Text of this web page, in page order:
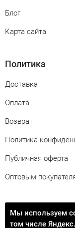
Мы используем
том числе
Блог
Карта сайта
Политика
Доставка
Оплата
Возврат
Политика
Публичная оферта
Оптовым
Свяжитесь с